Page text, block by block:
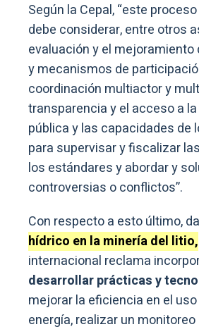
Según la Cepal, “este
debe considerar, entre otros
evaluación y el
y mecanismos de
coordinación multiactor y
transparencia y el acceso a
pública y las capacidades de
para supervisar y fiscalizar
los estándares y abordar y
controversias o conflictos”.
Con respecto a esto último,
hídrico en la minería del litio,
internacional reclama
desarrollar prácticas y
mejorar la eficiencia en el
energía, realizar un